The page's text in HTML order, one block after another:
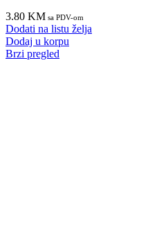
3.80 KM sa PDV-om
Dodati na listu želja
Dodaj u korpu
Brzi pregled